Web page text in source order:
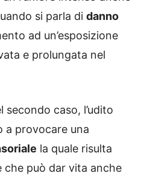
si parla di danno
ad un’esposizione
e prolungata nel
secondo caso, l’udito
a provocare una
la quale risulta
che può dar vita anche